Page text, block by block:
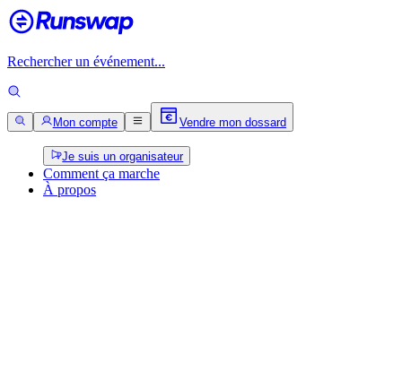
Rechercher un événement...
Mon compte Vendre mon dossard
Je suis un organisateur
Comment ça marche
À propos